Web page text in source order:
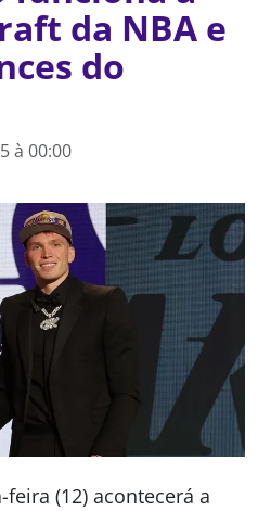
da NBA e
do
à 00:00
(12) acontecerá a